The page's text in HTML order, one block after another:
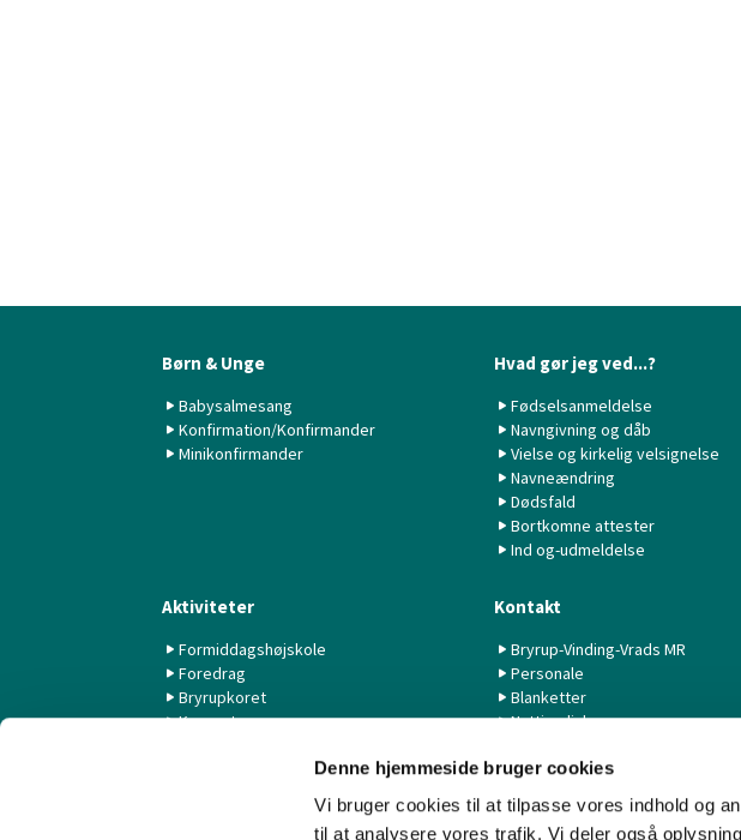
Denne hjemmeside bruger cookies
Vi bruger cookies til at tilpasse vores indhold og
til at analysere vores trafik. Vi deler også
Børn & Unge
Babysalmesang
Konfirmation/Konfirmander
Minikonfirmander
Hvad gør jeg ved...?
Fødselsanmeldelse
Navngivning og dåb
Vielse og kirkelig velsignelse
Navneændring
Dødsfald
Bortkomne attester
Ind og-udmeldelse
Aktiviteter
Formiddagshøjskole
Foredrag
Bryrupkoret
Koncerter
Livestream fra Aarhus Universitet
Kontakt
Bryrup-Vinding-Vrads MR
Personale
Blanketter
Nyttige links